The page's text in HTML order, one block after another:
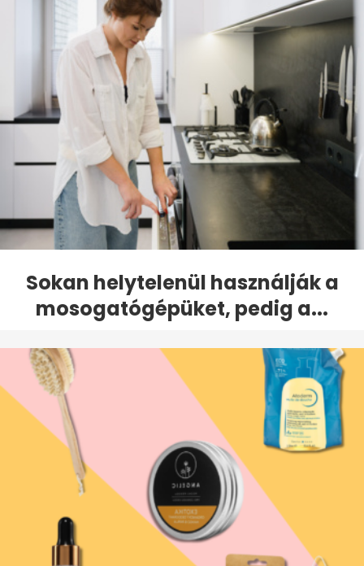
Sokan helytelenül használják a
mosogatógépüket, pedig a...